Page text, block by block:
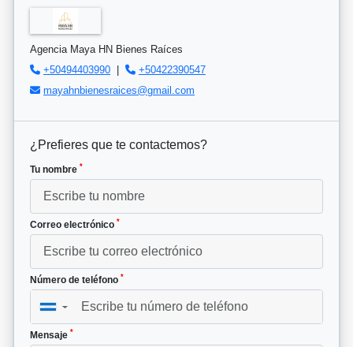
Agencia Maya HN Bienes Raíces
+50494403990 |
+50422390547
mayahnbienesraices@gmail.com
¿Prefieres que te contactemos?
Tu nombre *
Correo electrónico *
Número de teléfono *
▼
Mensaje *